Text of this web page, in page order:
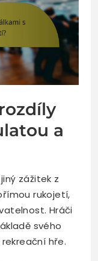
a
zážitek z
rukojetí,
Hráči
svého
hře.